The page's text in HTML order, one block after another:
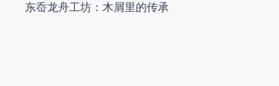
东岙龙舟工坊：木屑里的传承